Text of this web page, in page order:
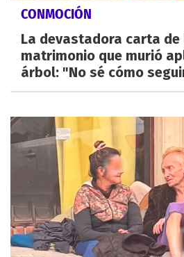
CONMOCIÓN
La devastadora carta
matrimonio que murió
árbol: "No sé cómo